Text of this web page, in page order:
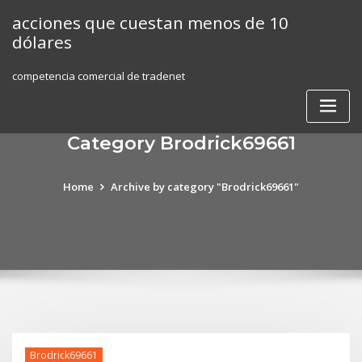
content
acciones que cuestan menos de 10
dólares
competencia comercial de tradenet
Category Brodrick69661
Home Archive by category "Brodrick69661"
Brodrick69661